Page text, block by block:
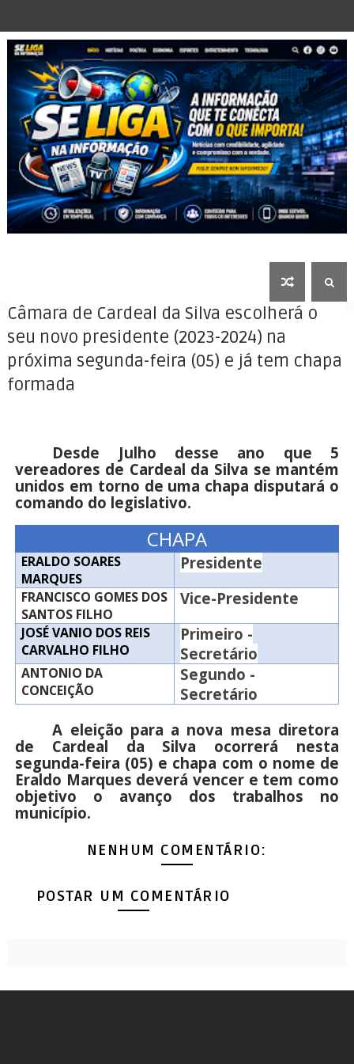
Câmara de Cardeal da Silva escolherá o
seu novo presidente (2023-2024) na
próxima segunda-feira (05) e já tem chapa
formada
Desde Julho desse ano que 5
vereadores de Cardeal da Silva se mantém
unidos em torno de uma chapa disputará o
comando do legislativo.
CHAPA
ERALDO SOARES
MARQUES
Presidente
FRANCISCO GOMES DOS
SANTOS FILHO
Vice-Presidente
JOSÉ VANIO DOS REIS
CARVALHO FILHO
Primeiro -
Secretário
ANTONIO DA
CONCEIÇÃO
Segundo -
Secretário
A eleição para a nova mesa diretora
de Cardeal da Silva ocorrerá nesta
segunda-feira (05) e chapa com o nome de
Eraldo Marques deverá vencer e tem como
objetivo o avanço dos trabalhos no
município.
NENHUM COMENTÁRIO:
POSTAR UM COMENTÁRIO